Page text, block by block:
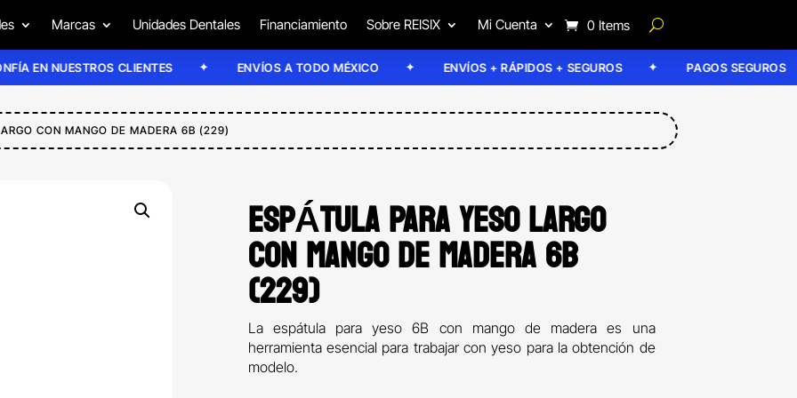
Marcas Unidades Dentales Financiamiento Sobre REISIX Mi Cuenta 0 Items
NUESTROS CLIENTES ENVÍOS A TODO MÉXICO ENVÍOS + RÁPIDOS + SEGUROS PAGOS SEGUROS
CON MANGO DE MADERA 6B (229)
ESPÁTULA PARA YESO LARGO
CON MANGO DE MADERA 6B
(229)
La espátula para yeso 6B con mango de madera es una
herramienta esencial para trabajar con yeso para la obtención de
modelo.